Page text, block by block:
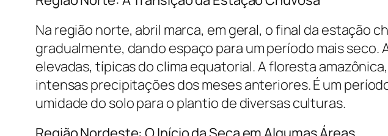
Na região norte, abril marca, em geral, o final da estação
gradualmente, dando espaço para um período mais
elevadas, típicas do clima equatorial. A floresta
intensas precipitações dos meses anteriores. É um
umidade do solo para o plantio de diversas culturas.